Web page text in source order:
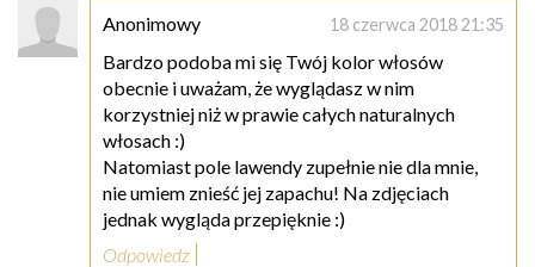
Anonimowy 18 czerwca 2018 21:35
Bardzo podoba mi się Twój kolor włosów
obecnie i uważam, że wyglądasz w nim
korzystniej niż w prawie całych naturalnych
włosach :)
Natomiast pole lawendy zupełnie nie dla mnie,
nie umiem znieść jej zapachu! Na zdjęciach
jednak wygląda przepięknie :)
Odpowiedz